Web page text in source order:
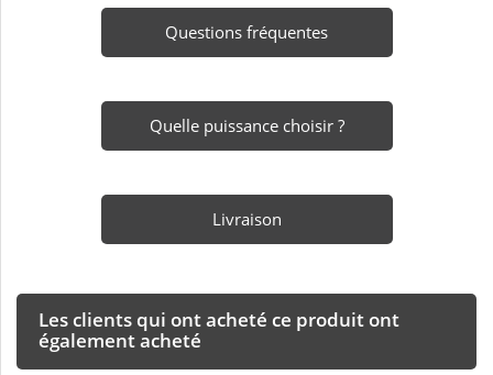
Questions fréquentes
Quelle puissance choisir ?
Livraison
Les clients qui ont acheté ce produit ont
également acheté